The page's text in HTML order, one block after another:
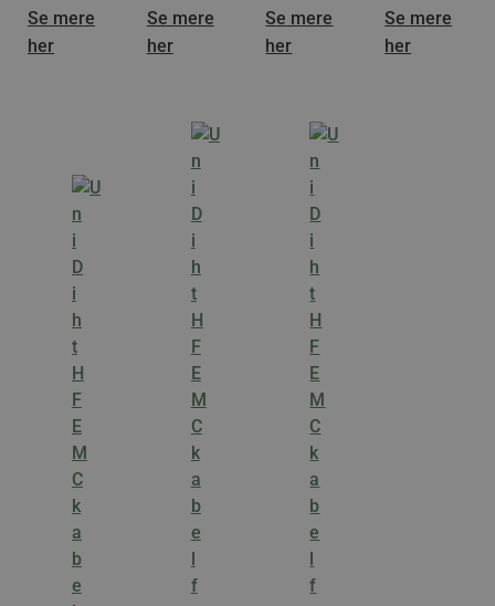
Se mere
her
Se mere
her
Se mere
her
Se mere
her